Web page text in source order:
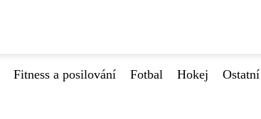
Fitness a posilování Fotbal Hokej Ostatní